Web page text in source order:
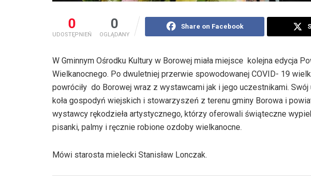
0
UDOSTĘPNIEŃ
0
OGLĄDANY
Share on Facebook
W Gminnym Ośrodku Kultury w Borowej miała miejsce kolejna edycja
Wielkanocnego. Po dwuletniej przerwie spowodowanej COVID- 19
powróciły do Borowej wraz z wystawcami jak i jego uczestnikami. Swój
koła gospodyń wiejskich i stowarzyszeń z terenu gminy Borowa i
wystawcy rękodzieła artystycznego, którzy oferowali świąteczne
pisanki, palmy i ręcznie robione ozdoby wielkanocne.
Mówi starosta mielecki Stanisław Lonczak.